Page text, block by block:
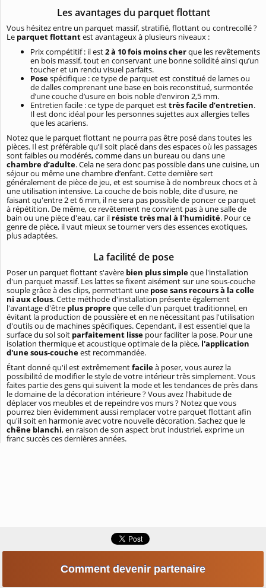
Les avantages du parquet flottant
Vous hésitez entre un parquet massif, stratifié, flottant ou contrecollé ?
Le parquet flottantest avantageux à plusieurs niveaux :
Prix compétitif : il est2 à 10 fois moins cherque les revêtements
en bois massif, tout en conservant une bonne solidité ainsi qu’un
toucher et un rendu visuel parfaits.
Posespécifique : ce type de parquet est constitué de lames ou
de dalles comprenant une base en bois reconstitué, surmontée
d’une couche d’usure en bois noble d’environ 2,5 mm.
Entretien facile : ce type de parquet esttrès facile d’entretien.
Il est donc idéal pour les personnes sujettes aux allergies telles
que les acariens.
Notez que le parquet flottant ne pourra pas être posé dans toutes les
pièces. Il est préférable qu’il soit placé dans des espaces où les passages
sont faibles ou modérés, comme dans un bureau ou dans une
chambre d’adulte. Cela ne sera donc pas possible dans une cuisine, un
séjour ou même une chambre d’enfant. Cette dernière sert
généralement de pièce de jeu, et est soumise à de nombreux chocs et à
une utilisation intensive. La couche de bois noble, dite d'usure, ne
faisant qu'entre 2 et 6 mm, il ne sera pas possible de poncer ce parquet
à répétition. De même, ce revêtement ne convient pas à une salle de
bain ou une pièce d'eau, car il résiste très mal à l'humidité. Pour ce
genre de pièce, il vaut mieux se tourner vers des essences exotiques,
plus adaptées.
La facilité de pose
Poser un parquet flottant s'avère bien plus simpleque l'installation
d'un parquet massif. Les lattes se fixent aisément sur une sous-couche
souple grâce à des clips, permettant une pose sans recours à la colle
ni aux clous. Cette méthode d'installation présente également
l'avantage d'être plus propreque celle d'un parquet traditionnel, en
évitant la production de poussière et en ne nécessitant pas l'utilisation
d'outils ou de machines spécifiques. Cependant, il est essentiel que la
surface du sol soit parfaitement lisse pour faciliter la pose. Pour une
isolation thermique et acoustique optimale de la pièce, l'application
d'une sous-coucheest recommandée.
Étant donné qu'il est extrêmementfacileà poser, vous aurez la
possibilité de modifier le style de votre intérieur très simplement. Vous
faites partie des gens qui suivent la mode et les tendances de près dans
le domaine de la décoration intérieure ? Vous avez l'habitude de
déplacer vos meubles et de repeindre vos murs ? Notez que vous
pourrez bien évidemment aussi remplacer votre parquet flottant afin
qu'il soit en harmonie avec votre nouvelle décoration. Sachez que le
chêne blanchi, en raison de son aspect brut industriel, exprime un
franc succès ces dernières années.
Comment devenir partenaire